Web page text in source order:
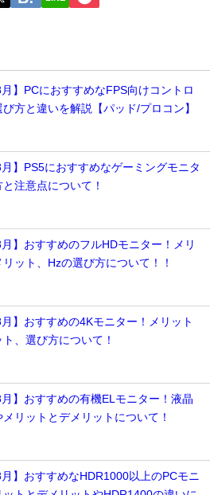
月】PCにおすすめなFPS向けコントロ
方と違いを解説【パッド/プロコン】
月】PS5におすすめなゲーミングモニタ
注意点について！
月】おすすめのフルHDモニター！メリ
リット、Hzの選び方について！！
月】おすすめの4Kモニター！メリット
、選び方について！
月】おすすめの有機ELモニター！液晶
メリットとデメリットについて！
月】おすすめなHDR1000以上のPCモニ